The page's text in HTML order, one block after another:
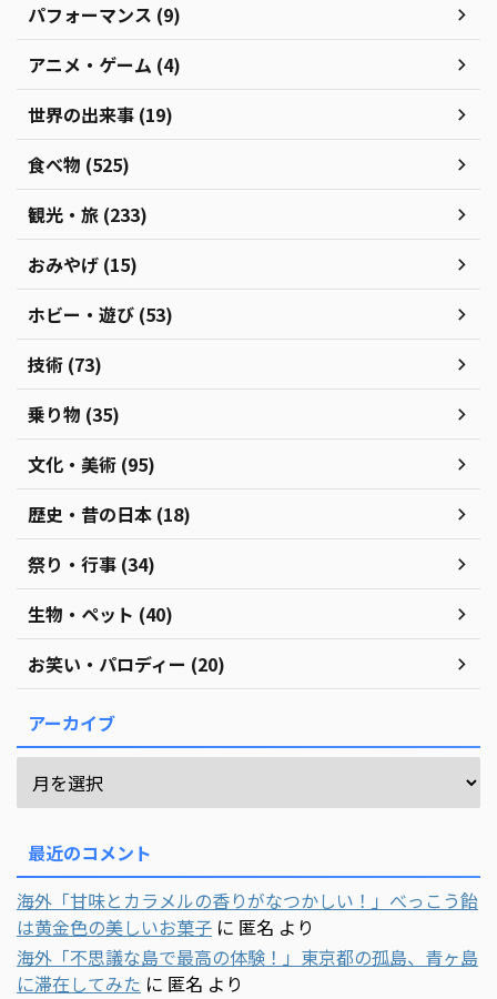
パフォーマンス (9)
アニメ・ゲーム (4)
世界の出来事 (19)
食べ物 (525)
観光・旅 (233)
おみやげ (15)
ホビー・遊び (53)
技術 (73)
乗り物 (35)
文化・美術 (95)
歴史・昔の日本 (18)
祭り・行事 (34)
生物・ペット (40)
お笑い・パロディー (20)
アーカイブ
最近のコメント
海外「甘味とカラメルの香りがなつかしい！」べっこう飴
は黄金色の美しいお菓子 に 匿名 より
海外「不思議な島で最高の体験！」東京都の孤島、青ヶ島
に滞在してみた に 匿名 より